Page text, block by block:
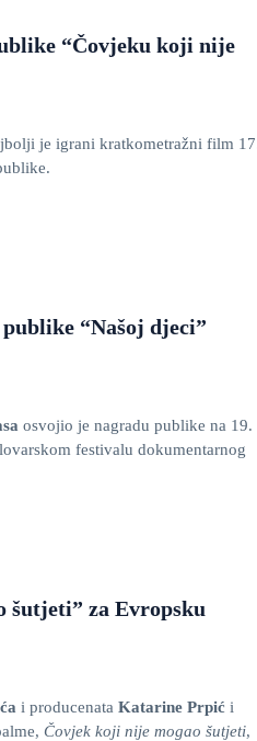
“Čovjeku koji nije
je igrani kratkometražni film
“Našoj djeci”
osvojio je nagradu publike na 19.
festivalu dokumentarnog
šutjeti” za Evropsku
i producenata Katarine Prpić i
Čovjek koji nije mogao šutjeti,